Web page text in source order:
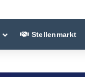
Stellenmarkt